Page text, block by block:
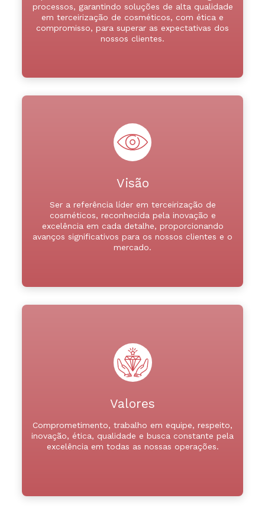
processos, garantindo soluções de alta qualidade
em terceirização de cosméticos, com ética e
compromisso, para superar as expectativas dos
nossos clientes.
Visão
Ser a referência líder em terceirização de
cosméticos, reconhecida pela inovação e
excelência em cada detalhe, proporcionando
avanços significativos para os nossos clientes e o
mercado.
Valores
Comprometimento, trabalho em equipe, respeito,
inovação, ética, qualidade e busca constante pela
excelência em todas as nossas operações.